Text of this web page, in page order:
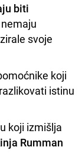
biti
svoje
koji
istinu
koji izmišlja
Rumman